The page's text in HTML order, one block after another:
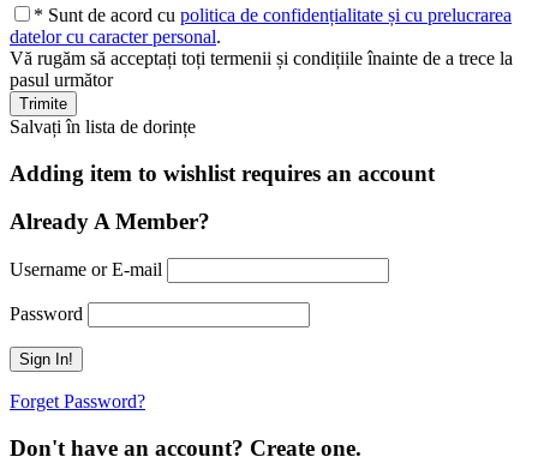
* Sunt de acord cu politica de confidențialitate și cu prelucrarea
datelor cu caracter personal.
Vă rugăm să acceptați toți termenii și condițiile înainte de a trece la
pasul următor
Salvați în lista de dorințe
Adding item to wishlist requires an account
Already A Member?
Username or E-mail
Password
Forget Password?
Don't have an account? Create one.